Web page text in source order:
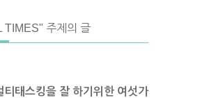
TIMES" 주제의 글
티태스킹을 잘 하기위한 여섯가